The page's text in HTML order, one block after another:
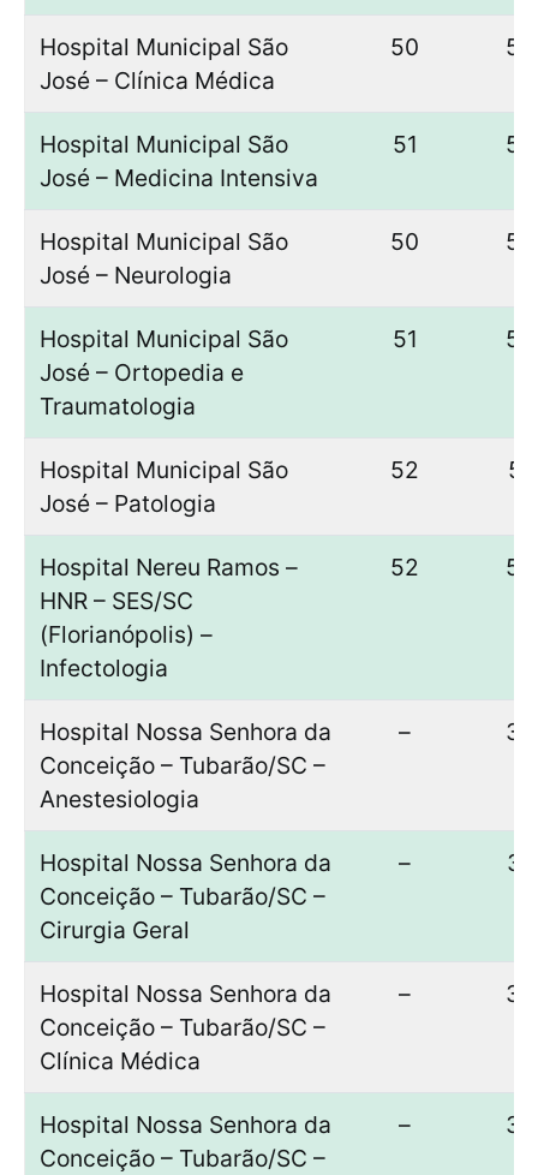
Hospital Municipal São
José – Clínica Médica
50 50
Hospital Municipal São
José – Medicina Intensiva
51 50
Hospital Municipal São
José – Neurologia
50 50
Hospital Municipal São
José – Ortopedia e
Traumatologia
51 50
Hospital Municipal São
José – Patologia
52 51
Hospital Nereu Ramos –
HNR – SES/SC
(Florianópolis) –
Infectologia
52 52
Hospital Nossa Senhora da
Conceição – Tubarão/SC –
Anestesiologia
– 36
Hospital Nossa Senhora da
Conceição – Tubarão/SC –
Cirurgia Geral
– 37
Hospital Nossa Senhora da
Conceição – Tubarão/SC –
Clínica Médica
– 33
Hospital Nossa Senhora da
Conceição – Tubarão/SC –
– 38